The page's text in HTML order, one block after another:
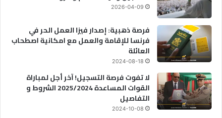
2026-04-09
فرصة ذهبية: إصدار فيزا العمل الحر في
فرنسا للإقامة والعمل مع امكانية اصطحاب
العائلة
2024-08-18
لا تفوت فرصة التسجيل! آخر أجل لمباراة
القوات المساعدة 2025/2024 الشروط و
التفاصيل
2024-10-08